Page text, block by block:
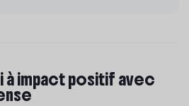
à impact positif avec